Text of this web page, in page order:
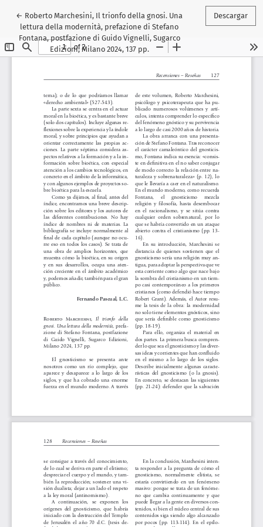
← Volver a los detalles del artículo
Roberto Marchesini, Il trionfo della gnosi. Una
lettura della modernità, prefazione di Stefano
Fontana, postfazione di Guido Vignelli, Sugarco
Edizioni, Milano 2024, 137 pp.
Descargar